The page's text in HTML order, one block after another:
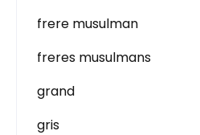
frere musulman
freres musulmans
grand
gris